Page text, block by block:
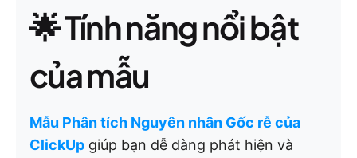
🌟 Tính năng nổi bật
của mẫu
Mẫu Phân tích Nguyên nhân Gốc rễ của
ClickUp giúp bạn dễ dàng phát hiện và